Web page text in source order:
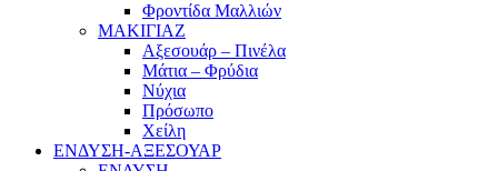
Φροντίδα Μαλλιών
ΜΑΚΙΓΙΑΖ
Αξεσουάρ – Πινέλα
Μάτια – Φρύδια
Νύχια
Πρόσωπο
Χείλη
ΕΝΔΥΣΗ-ΑΞΕΣΟΥΑΡ